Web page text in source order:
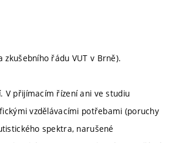
zkušebního řádu VUT v Brně).
V přijímacím řízení ani ve studiu
vzdělávacími potřebami (poruchy
spektra, narušené